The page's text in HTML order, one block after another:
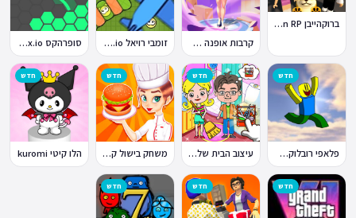
ברוקהייבן Brookhaven RP
קרבות אופנה Fashion Battle זומבי רויאל ZombsRoyale.io סופרהקס Superhex.io
חדש
פלאפי רובלוקס Flappy Roblox
חדש
עיצוב הבית של טוקה בוקה
חדש
משחק בישול קדחת הבישול Cooking Fever
חדש
הלו קיטי kuromi
חדש חדש חדש